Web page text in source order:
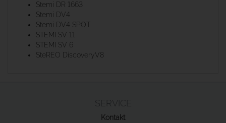
Stemi DR 1663
Stemi DV4
Stemi DV4 SPOT
STEMI SV 11
STEMI SV 6
SteREO Discovery.V8
SERVICE
Kontakt